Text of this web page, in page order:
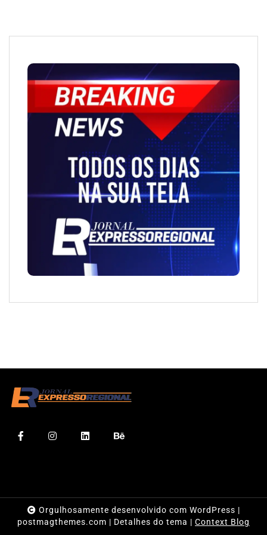
Orgulhosamente desenvolvido com WordPress |
postmagthemes.com | Detalhes do tema | Context Blog